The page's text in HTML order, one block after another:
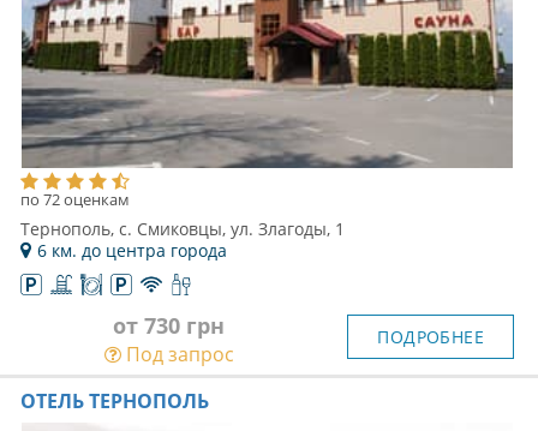
по 72 оценкам
Тернополь, с. Смиковцы, ул. Злагоды, 1
6 км. до центра города
от 730 грн
Под запрос
ПОДРОБНЕЕ
ОТЕЛЬ ТЕРНОПОЛЬ